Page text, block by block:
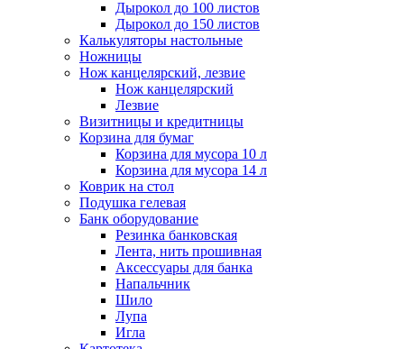
Дырокол до 100 листов
Дырокол до 150 листов
Калькуляторы настольные
Ножницы
Нож канцелярский, лезвие
Нож канцелярский
Лезвие
Визитницы и кредитницы
Корзина для бумаг
Корзина для мусора 10 л
Корзина для мусора 14 л
Коврик на стол
Подушка гелевая
Банк оборудование
Резинка банковская
Лента, нить прошивная
Аксессуары для банка
Напальчник
Шило
Лупа
Игла